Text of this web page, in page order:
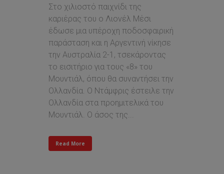
Στο χιλιοστό παιχνίδι της
καριέρας του ο Λιονέλ Μέσι
έδωσε μια υπέροχη ποδοσφαιρική
παράσταση και η Αργεντινή νίκησε
την Αυστραλία 2-1, τσεκάροντας
το εισιτήριο για τους «8» του
Μουντιάλ, όπου θα συναντήσει την
Ολλανδία. Ο Ντάμφρις έστειλε την
Ολλανδία στα προημιτελικά του
Μουντιάλ. Ο άσος της...
Read More